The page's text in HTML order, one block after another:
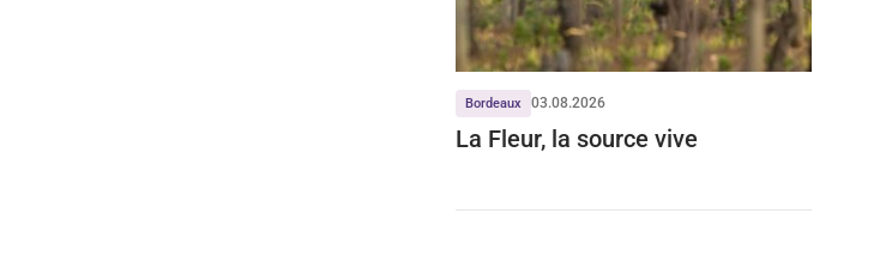
Bordeaux 03.08.2026
La Fleur, la source vive